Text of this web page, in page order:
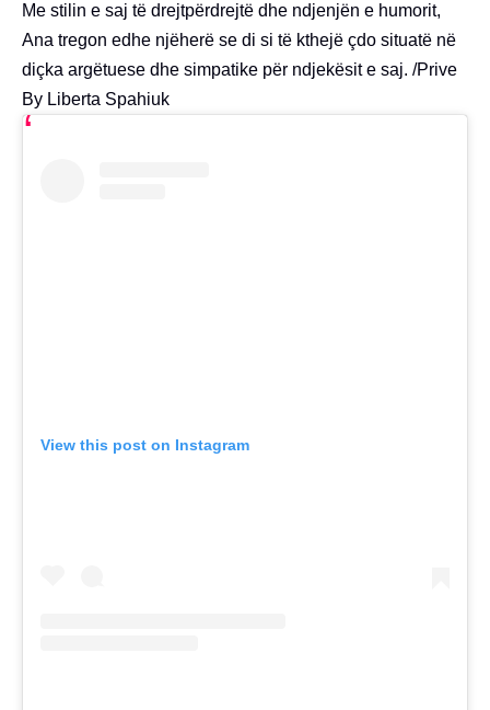
Me stilin e saj të drejtpërdrejtë dhe ndjenjën e humorit,
Ana tregon edhe njëherë se di si të kthejë çdo situatë në
diçka argëtuese dhe simpatike për ndjekësit e saj. /Prive
By Liberta Spahiuk
View this post on Instagram